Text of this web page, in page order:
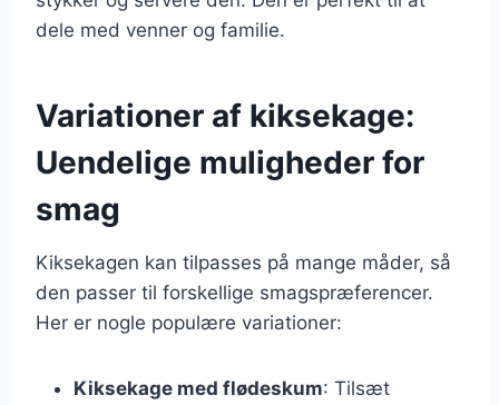
dele med venner og familie.
Variationer af kiksekage:
Uendelige muligheder for
smag
Kiksekagen kan tilpasses på mange måder, så
den passer til forskellige smagspræferencer.
Her er nogle populære variationer:
Kiksekage med flødeskum: Tilsæt